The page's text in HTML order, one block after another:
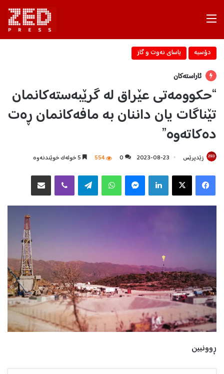
دۆسیه‌ یاسای نه‌وت و گاز
ئاراستەکان
“حکوومەتی عێراق لە گرێبەستەکانمان
تێناگات یان داننان بە مافەکانمان ڕەت
دەکاتەوە”
زێدپرێس 2023-08-23
0
554
X
Telegram
ڕوونبین